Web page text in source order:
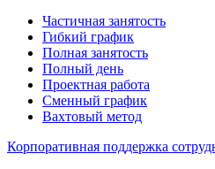
Частичная занятость
Гибкий график
Полная занятость
Полный день
Проектная работа
Сменный график
Вахтовый метод
Корпоративная поддержка